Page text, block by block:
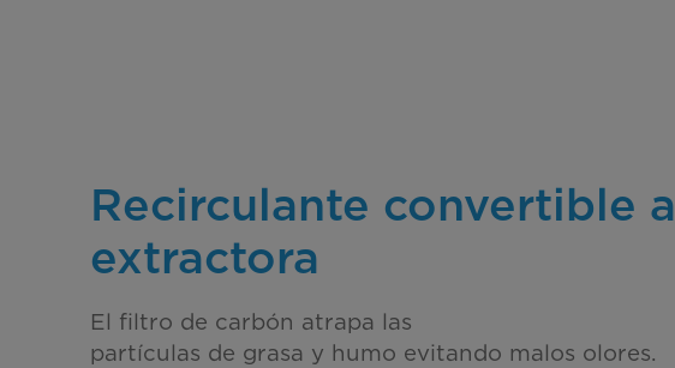
Recirculante convertible a
extractora
El filtro de carbón atrapa las
partículas de grasa y humo evitando malos olores.